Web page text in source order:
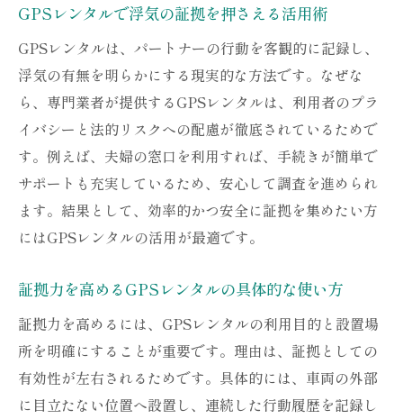
GPSレンタルで浮気の証拠を押さえる活用術
GPSレンタルは、パートナーの行動を客観的に記録し、
浮気の有無を明らかにする現実的な方法です。なぜな
ら、専門業者が提供するGPSレンタルは、利用者のプラ
イバシーと法的リスクへの配慮が徹底されているためで
す。例えば、夫婦の窓口を利用すれば、手続きが簡単で
サポートも充実しているため、安心して調査を進められ
ます。結果として、効率的かつ安全に証拠を集めたい方
にはGPSレンタルの活用が最適です。
証拠力を高めるGPSレンタルの具体的な使い方
証拠力を高めるには、GPSレンタルの利用目的と設置場
所を明確にすることが重要です。理由は、証拠としての
有効性が左右されるためです。具体的には、車両の外部
に目立たない位置へ設置し、連続した行動履歴を記録し